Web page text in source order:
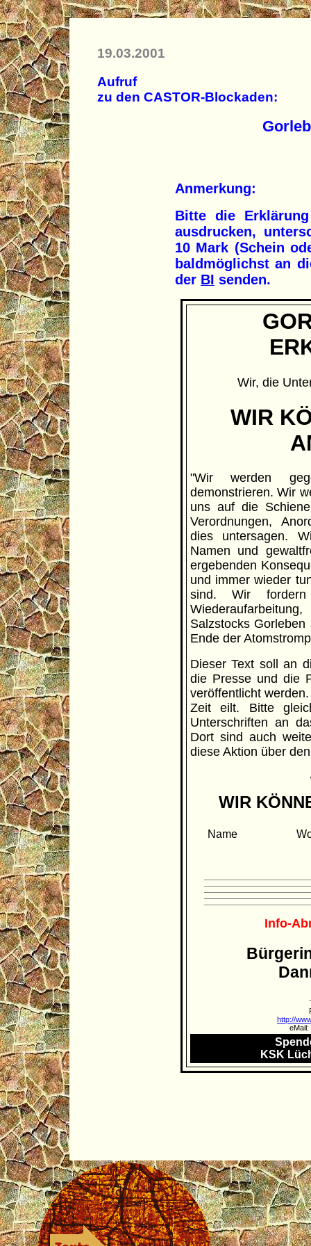
19.03.2001
Aufruf
zu den CASTOR-Blockaden:
Anmerkung:
Bitte die
ausdrucken,
10 Mark (Schein
baldmöglichst an
der BI senden.
Wir, die
WIR
"Wir werden
demonstrieren. Wir
uns auf die
Verordnungen,
dies untersagen.
Namen und
ergebenden
und immer wieder
sind. Wir
Salzstocks
Ende der
Dieser Text soll an
die Presse und die
veröffentlicht
Zeit eilt. Bitte
Unterschriften an
Dort sind auch
diese Aktion über
WIR
Name
Info-
http://
eMail:
KSK